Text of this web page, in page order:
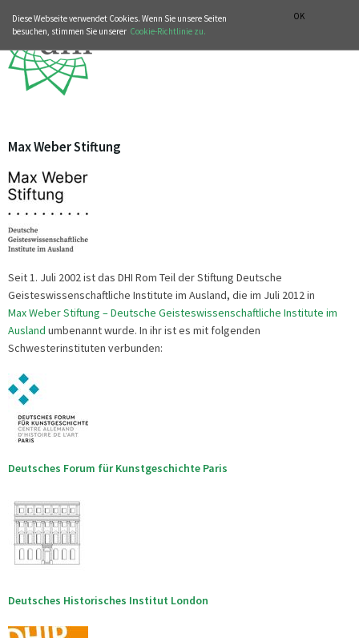
OK
Diese Webseite verwendet Cookies. Wenn Sie unsere Seiten
besuchen, stimmen Sie unserer Cookie-Richtlinie zu.
Max Weber Stiftung
Seit 1. Juli 2002 ist das DHI Rom Teil der Stiftung Deutsche
Geisteswissenschaftliche Institute im Ausland, die im Juli 2012 in
Max Weber Stiftung – Deutsche Geisteswissenschaftliche Institute im
Ausland umbenannt wurde. In ihr ist es mit folgenden
Schwesterinstituten verbunden:
Deutsches Forum für Kunstgeschichte Paris
Deutsches Historisches Institut London